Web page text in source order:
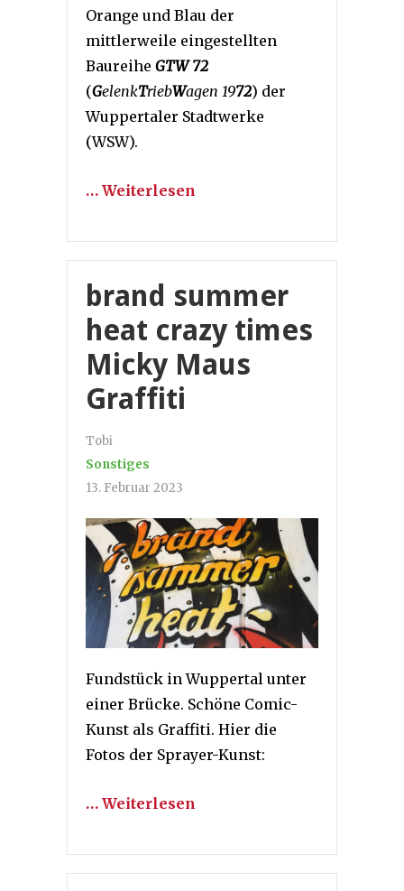
Orange und Blau der
mittlerweile eingestellten
Baureihe GTW 72
(GelenkTriebWagen 1972) der
Wuppertaler Stadtwerke
(WSW).
… Weiterlesen
brand summer
heat crazy times
Micky Maus
Graffiti
Tobi
Sonstiges
13. Februar 2023
Fundstück in Wuppertal unter
einer Brücke. Schöne Comic-
Kunst als Graffiti. Hier die
Fotos der Sprayer-Kunst:
… Weiterlesen